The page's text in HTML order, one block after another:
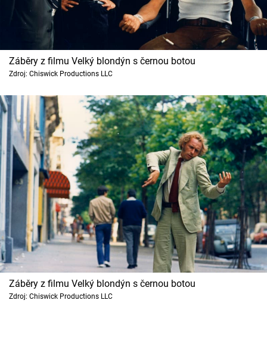
Záběry z filmu Velký blondýn s černou botou
Zdroj: Chiswick Productions LLC
Záběry z filmu Velký blondýn s černou botou
Zdroj: Chiswick Productions LLC